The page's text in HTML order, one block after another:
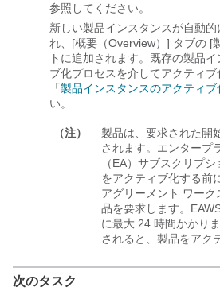
参照してください。
新しい製品インスタンスが自動
れ、[概要（Overview）] タブの [
トに追加されます。
既存の製品
ブ化プロセスを介してアクティブ
「 製品インスタンスのアクティブ
い。
（注）
製品は、要求された開
されます。エンタープ
（EA）サブスクリプ
をアクティブ化する前
アグリーメント ワーク
品を要求します。
に最大 24 時間かかり
されると、製品をアク
次のタスク